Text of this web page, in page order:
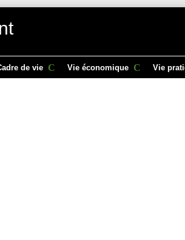
de vie Vie économique Vie